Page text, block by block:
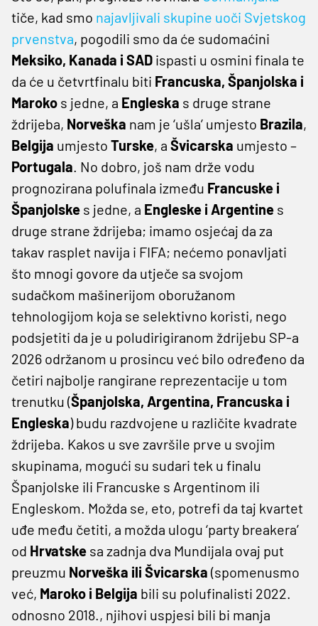
tiče, kad smo najavljivali skupine uoči Svjetskog
prvenstva, pogodili smo da će sudomaćini
Meksiko, Kanada i SAD ispasti u osmini finala te
da će u četvrtfinalu biti Francuska, Španjolska i
Maroko s jedne, a Engleska s druge strane
ždrijeba, Norveška nam je ‘ušla’ umjesto Brazila,
Belgija umjesto Turske, a Švicarska umjesto –
Portugala. No dobro, još nam drže vodu
prognozirana polufinala između Francuske i
Španjolske s jedne, a Engleske i Argentine s
druge strane ždrijeba; imamo osjećaj da za
takav rasplet navija i FIFA; nećemo ponavljati
što mnogi govore da utječe sa svojom
sudačkom mašinerijom oboružanom
tehnologijom koja se selektivno koristi, nego
podsjetiti da je u poludirigiranom ždrijebu SP-a
2026 održanom u prosincu već bilo određeno da
četiri najbolje rangirane reprezentacije u tom
trenutku (Španjolska, Argentina, Francuska i
Engleska) budu razdvojene u različite kvadrate
ždrijeba. Kakos u sve završile prve u svojim
skupinama, mogući su sudari tek u finalu
Španjolske ili Francuske s Argentinom ili
Engleskom. Možda se, eto, potrefi da taj kvartet
uđe među četiti, a možda ulogu ‘party breakera’
od Hrvatske sa zadnja dva Mundijala ovaj put
preuzmu Norveška ili Švicarska (spomenusmo
već, Maroko i Belgija bili su polufinalisti 2022.
odnosno 2018., njihovi uspjesi bili bi manja